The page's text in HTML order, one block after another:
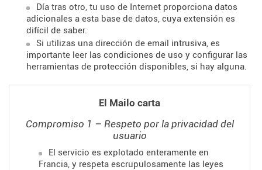
Día tras otro, tu uso de Internet proporciona datos
adicionales a esta base de datos, cuya extensión es
difícil de saber.
Si utilizas una dirección de email intrusiva, es
importante leer las condiciones de uso y configurar las
herramientas de protección disponibles, si hay alguna.
El Mailo carta
Compromiso 1 – Respeto por la privacidad del
usuario
El servicio es explotado enteramente en
Francia, y respeta escrupulosamente las leyes